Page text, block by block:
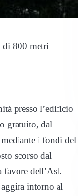
di 800 metri
presso l’edificio
gratuito, dal
mediante i fondi del
scorso dal
favore dell’Asl.
intorno al